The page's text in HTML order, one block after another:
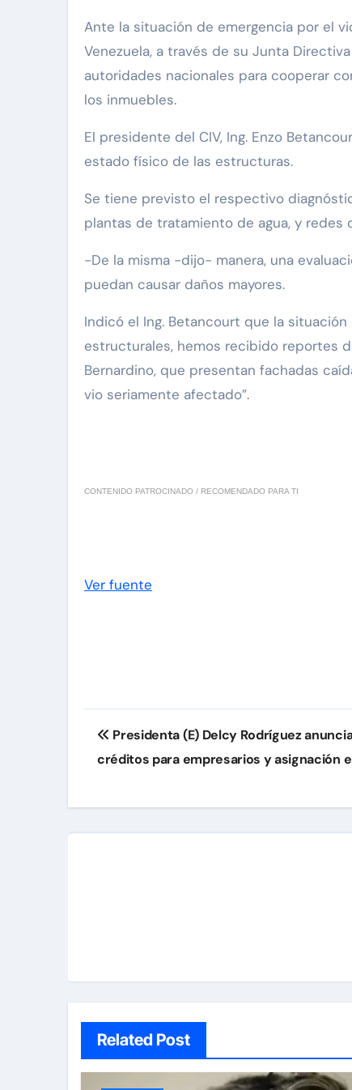
Ante la situación de emergencia por el violento terremoto que azotó este miércoles a Caracas y varios Estados, el Colegio de Ingenieros de
Venezuela, a través de su Junta
autoridades nacionales para cooperar
los inmuebles.
El presidente del CIV, Ing. Enzo
estado físico de las estructuras.
Se tiene previsto el respectivo
plantas de tratamiento de agua, y redes
-De la misma -dijo- manera, una
puedan causar daños mayores.
Indicó el Ing. Betancourt que la
estructurales, hemos recibido reportes
Bernardino, que presentan fachadas
vio seriamente afectado”.
CONTENIDO PATROCINADO / RECOMENDADO PARA TI
Ver fuente
Navegación
de
Presidenta (E) Delcy Rodríguez
créditos para empresarios y asignación
Related Post